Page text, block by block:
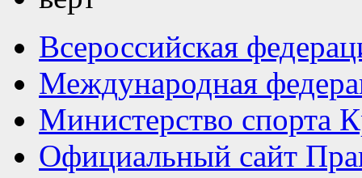
Всероссийская
Международная
Министерство спорта
Официальный сайт